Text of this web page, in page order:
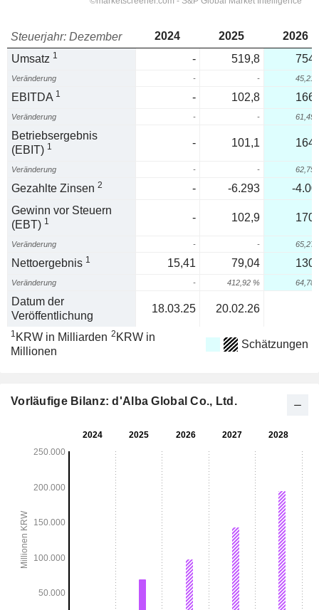
Steuerjahr: Dezember 2024 2025
2026
Umsatz 1 - 519,8
Veränderung - - 45,21
EBITDA 1 - 102,8
Veränderung - - 61,49
Betriebsergebnis
(EBIT) 1 - 101,1
Veränderung - - 62,75
Gezahlte Zinsen 2 - -6.293
-
Gewinn vor Steuern
(EBT) 1 - 102,9
Veränderung - - 65,27
Nettoergebnis 1 15,41 79,04
Veränderung - 412,92 % 64,78
Datum der
Veröffentlichung
18.03.25 20.02.26
1 KRW in Milliarden 2 KRW in
Millionen
Schätzungen
Vorläufige Bilanz: d'Alba Global Co., Ltd.